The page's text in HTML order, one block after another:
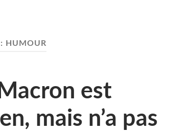
HUMOUR
est
mais n’a pas